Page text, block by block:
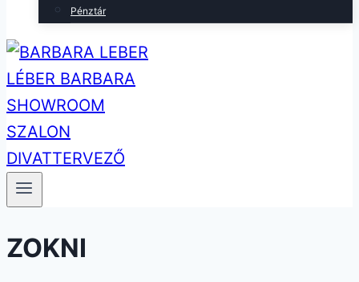
Pénztár
ZOKNI